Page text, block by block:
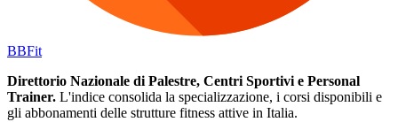
BBFit
Direttorio Nazionale di Palestre, Centri Sportivi e Personal
Trainer. L'indice consolida la specializzazione, i corsi disponibili e
gli abbonamenti delle strutture fitness attive in Italia.